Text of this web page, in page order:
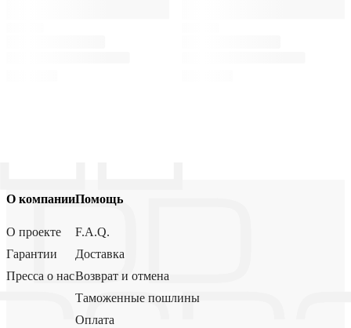
О компании
О проекте
Гарантии
Пресса о нас
Помощь
F.A.Q.
Доставка
Возврат и отмена
Таможенные пошлины
Оплата